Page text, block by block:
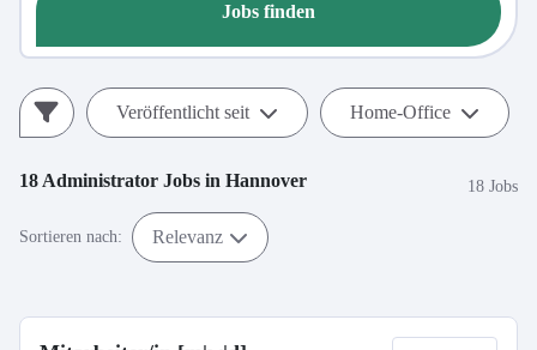
Jobs finden
Veröffentlicht seit Home-Office
18 Administrator Jobs in Hannover 18 Jobs
Sortieren nach: Relevanz